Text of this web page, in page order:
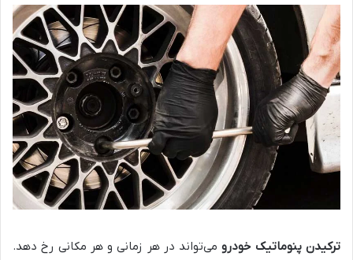
ترکیدن پنوماتیک خودرومی‌تواند در هر زمانی و هر مکانی رخ دهد.